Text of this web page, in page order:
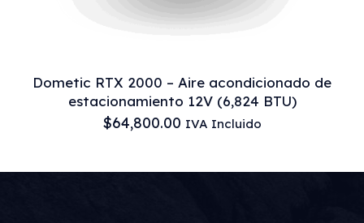
Dometic RTX 2000 – Aire acondicionado de
estacionamiento 12V (6,824 BTU)
$64,800.00 IVA Incluido